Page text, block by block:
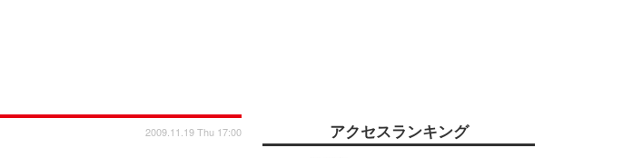
2009.11.19 Thu 17:00 アクセスランキング